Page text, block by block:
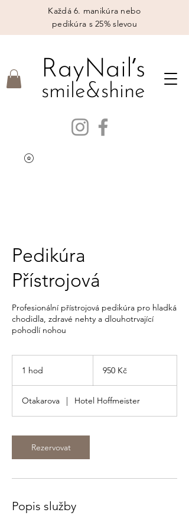
Každá 6. manikúra nebo
pedikúra s 25% slevou
RayNail’s
smile&shine
Pedikúra
Přístrojová
Profesionální přístrojová pedikúra pro hladká
chodidla, zdravé nehty a dlouhotrvající
pohodlí nohou
1 hod
korun950 Kč
Otakarova | Hotel Hoffmeister
Rezervovat
Popis služby